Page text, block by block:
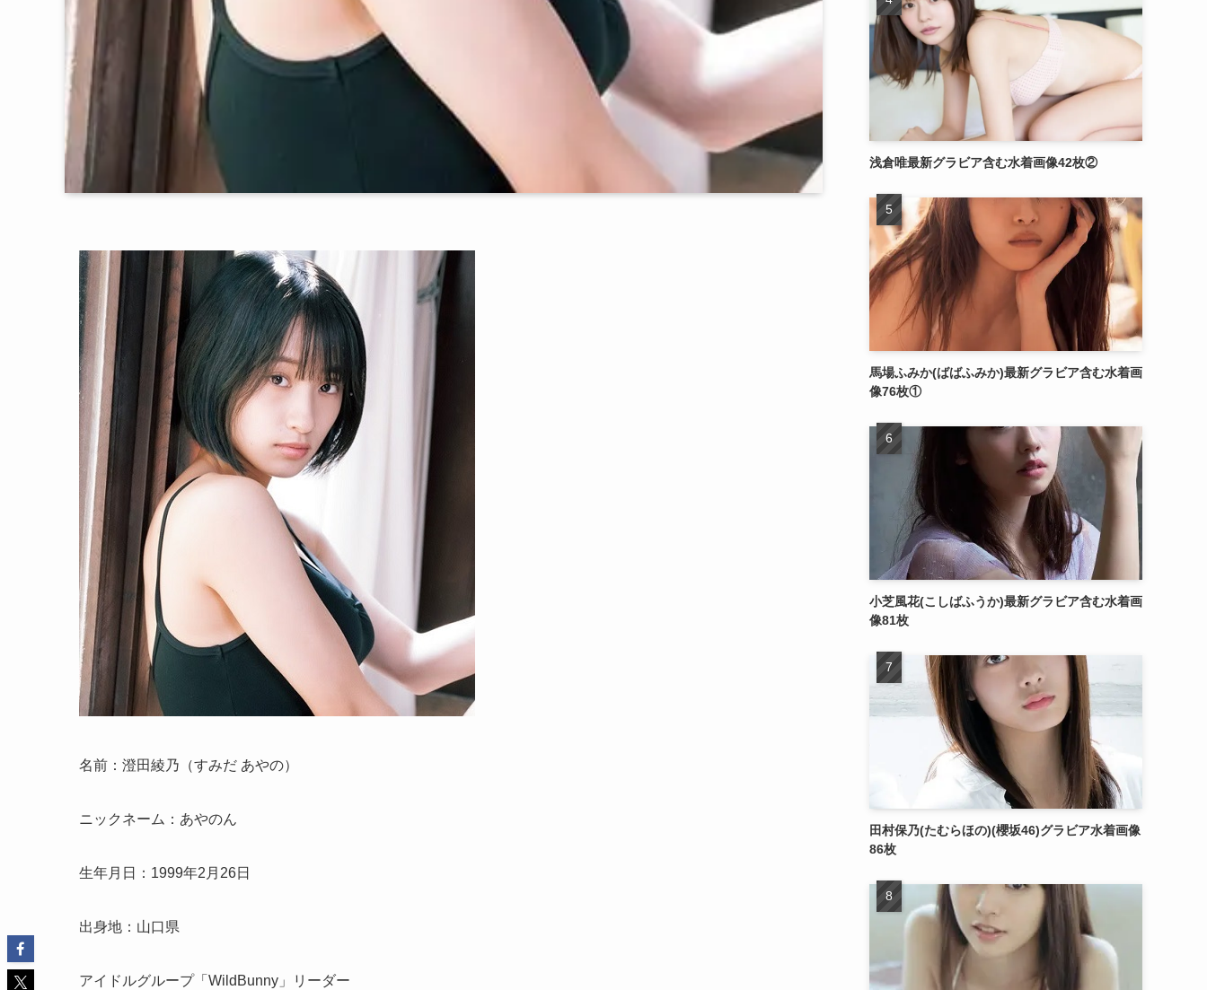
名前：澄田綾乃（すみだ あやの）
ニックネーム：あやのん
生年月日：1999年2月26日
出身地：山口県
アイドルグループ「WildBunny」リーダー
浅倉唯最新グラビア含む水着画像42枚②
馬場ふみか(ばばふみか)最新グラビア含む水着画
像76枚①
小芝風花(こしばふうか)最新グラビア含む水着画
像81枚
田村保乃(たむらほの)(櫻坂46)グラビア水着画像
86枚